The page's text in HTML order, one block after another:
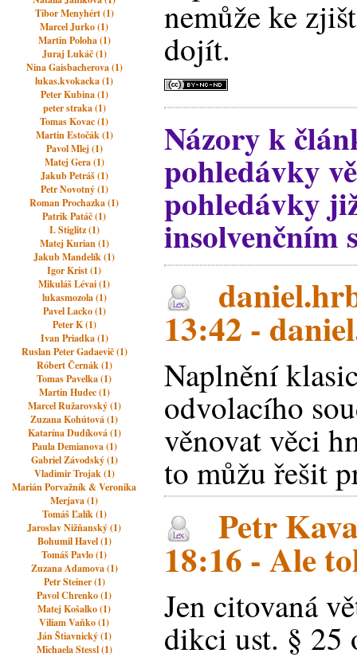
Tibor Menyhért (1)
Marcel Jurko (1)
Martin Poloha (1)
Juraj Lukáč (1)
Nina Gaisbacherova (1)
lukas.kvokacka (1)
Peter Kubina (1)
peter straka (1)
Tomas Kovac (1)
Martin Estočák (1)
Pavol Mlej (1)
Matej Gera (1)
Jakub Petráš (1)
Petr Novotný (1)
Roman Prochazka (1)
Patrik Patáč (1)
I. Stiglitz (1)
Matej Kurian (1)
Jakub Mandelík (1)
Igor Krist (1)
Mikuláš Lévai (1)
lukasmozola (1)
Pavel Lacko (1)
Peter K (1)
Ivan Priadka (1)
Ruslan Peter Gadaevič (1)
Róbert Černák (1)
Tomas Pavelka (1)
Martin Hudec (1)
Marcel Ružarovský (1)
Zuzana Kohútová (1)
Katarína Dudíková (1)
Paula Demianova (1)
Gabriel Závodský (1)
Vladimir Trojak (1)
Marián Porvažník & Veronika
Merjava (1)
Tomáš Ľalík (1)
Jaroslav Nižňanský (1)
Bohumil Havel (1)
Tomáš Pavlo (1)
Zuzana Adamova (1)
Petr Steiner (1)
Pavol Chrenko (1)
Matej Košalko (1)
Viliam Vaňko (1)
Ján Štiavnický (1)
Michaela Stessl (1)
nemůže ke
dojít.
Názory k
pohledávky
pohledávky
insolvenčním
13:42 -
Naplnění
odvolacího
věnovat věci
to můžu řešit
Petr
18:16 - Ale
Jen citovaná
dikci ust. § 25